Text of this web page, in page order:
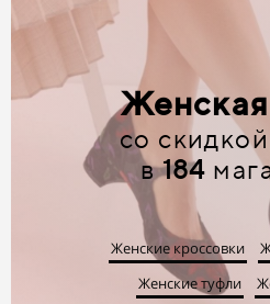
Женская
со
в184
Женские кроссовки
Женские туфли